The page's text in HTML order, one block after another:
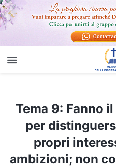
Tema 9: Fanno
per
propri
ambizioni; non